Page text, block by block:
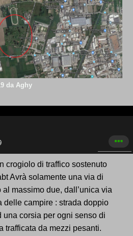
da Aghy
crogiolo di traffico sostenuto
Avrà solamente una via di
massimo due, dall’unica via
delle campire : strada doppio
una corsia per ogni senso di
trafficata da mezzi pesanti.